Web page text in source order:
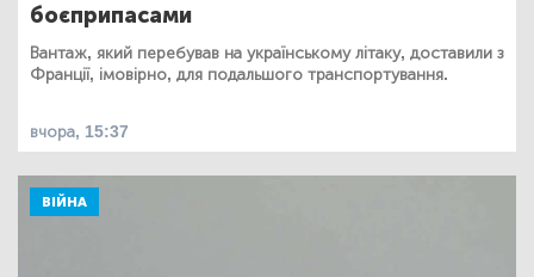
боєприпасами
Вантаж, який перебував на українському літаку, доставили з
Франції, імовірно, для подальшого транспортування.
вчора, 15:37
ВІЙНА